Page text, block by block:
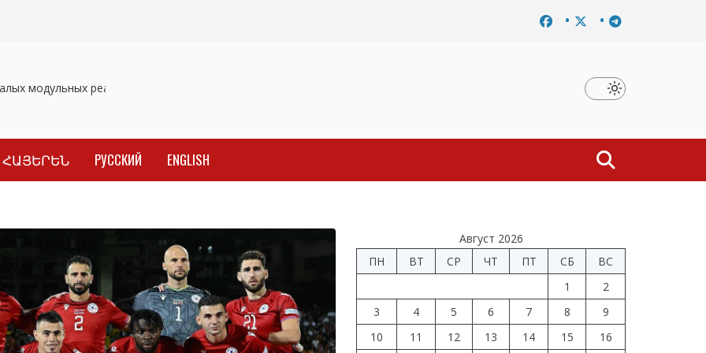
модульных реакторов Завершено расследование дела о материальной
ՀԱՅԵՐԵՆ РУССКИЙ ENGLISH
Август 2026
ПН
ВТ СР ЧТ ПТ СБ
ВС
1
2
3
4 5 6 7 8
9
10
11 12 13 14 15
16